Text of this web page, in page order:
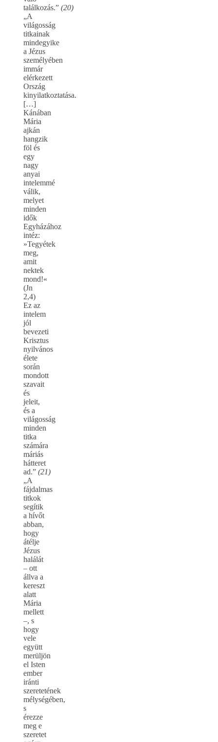
találkozás.” (20)
„A
világosság
titkainak
mindegyike
a Jézus
személyében
immár
elérkezett
Ország
kinyilatkoztatása.
[…]
Kánában
Mária
ajkán
hangzik
föl és
egy
nagy
anyai
intelemmé
válik,
melyet
minden
idők
Egyházához
intéz:
»Tegyétek
meg,
amit
nektek
mond!«
(Jn
2,4)
Ez az
intelem
jól
bevezeti
Krisztus
nyilvános
élete
során
mondott
szavait
és
jeleit,
és a
világosság
minden
titka
számára
máriás
hátteret
ad.” (21)
„A
fájdalmas
titkok
segítik
a hívőt
abban,
hogy
átélje
Jézus
halálát
– ott
állva a
kereszt
alatt
Mária
mellett
–, s
hogy
vele
együtt
merüljön
el Isten
ember
iránti
szeretetének
mélységében,
s
érezze
meg e
szeretet